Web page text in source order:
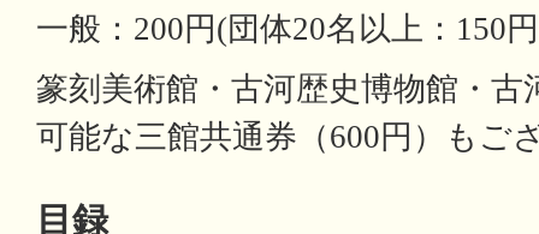
一般：200円(団体20名以上：150
篆刻美術館・古河歴史博物館・
可能な三館共通券（600円）もご
目録